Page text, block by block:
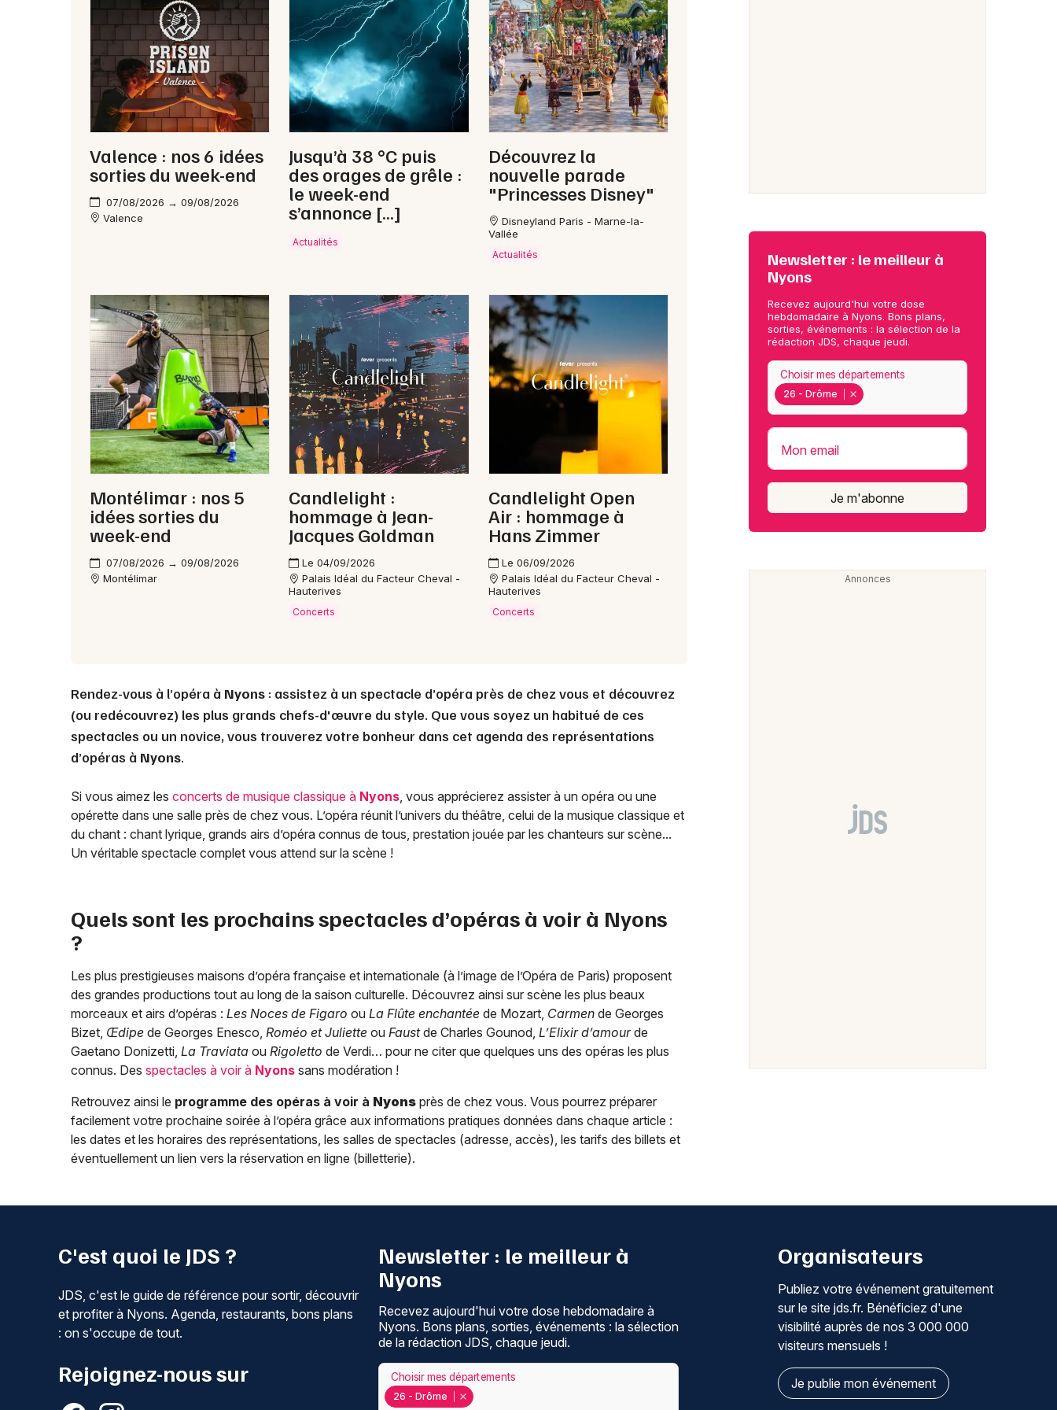
Newsletter des sorties
Artistes en tournée
Actus à Nyons
Magazine à Nyons
26 - Drôme
Choisir mes départements
Mon email
Je m'abonne
Valence : nos 6 idées
sorties du week-end
07/08/2026 → 09/08/2026
Valence
Jusqu’à 38 °C puis
des orages de grêle :
le week-end
s’annonce […]
Actualités
Découvrez la
nouvelle parade
"Princesses Disney"
Disneyland Paris - Marne-la-
Vallée
Actualités
Montélimar : nos 5
idées sorties du
week-end
07/08/2026 → 09/08/2026
Montélimar
Candlelight :
hommage à Jean-
Jacques Goldman
Le 04/09/2026
Palais Idéal du Facteur Cheval -
Hauterives
Concerts
Candlelight Open
Air : hommage à
Hans Zimmer
Le 06/09/2026
Palais Idéal du Facteur Cheval -
Hauterives
Concerts
Rendez-vous à l’opéra à Nyons : assistez à un spectacle d’opéra près de chez vous et découvrez
(ou redécouvrez) les plus grands chefs-d'œuvre du style. Que vous soyez un habitué de ces
spectacles ou un novice, vous trouverez votre bonheur dans cet agenda des représentations
d’opéras à Nyons.
Si vous aimez les concerts de musique classique à Nyons, vous apprécierez assister à un opéra ou une
opérette dans une salle près de chez vous. L’opéra réunit l’univers du théâtre, celui de la musique classique et
du chant : chant lyrique, grands airs d’opéra connus de tous, prestation jouée par les chanteurs sur scène...
Un véritable spectacle complet vous attend sur la scène !
Quels sont les prochains spectacles d’opéras à voir à Nyons
?
Les plus prestigieuses maisons d’opéra française et internationale (à l’image de l’Opéra de Paris) proposent
des grandes productions tout au long de la saison culturelle. Découvrez ainsi sur scène les plus beaux
morceaux et airs d’opéras : Les Noces de Figaro ou La Flûte enchantée de Mozart, Carmen de Georges
Bizet, Œdipe de Georges Enesco, Roméo et Juliette ou Faustde Charles Gounod, L’Elixir d’amourde
Gaetano Donizetti, La Traviata ou Rigoletto de Verdi… pour ne citer que quelques uns des opéras les plus
connus. Des spectacles à voir à Nyons sans modération !
Retrouvez ainsi le programme des opéras à voir à Nyons près de chez vous. Vous pourrez préparer
facilement votre prochaine soirée à l’opéra grâce aux informations pratiques données dans chaque article :
les dates et les horaires des représentations, les salles de spectacles (adresse, accès), les tarifs des billets et
éventuellement un lien vers la réservation en ligne (billetterie).
Newsletter : le meilleur à
Nyons
Recevez aujourd'hui votre dose
hebdomadaire à Nyons. Bons plans,
sorties, événements : la sélection de la
rédaction JDS, chaque jeudi.
26 - Drôme
Choisir mes départements
Mon email
Je m'abonne
C'est quoi le JDS ?
JDS, c'est le guide de référence pour sortir, découvrir
et profiter à Nyons. Agenda, restaurants, bons plans
: on s'occupe de tout.
Rejoignez-nous sur
Newsletter : le meilleur à
Nyons
Recevez aujourd'hui votre dose hebdomadaire à
Nyons. Bons plans, sorties, événements : la sélection
de la rédaction JDS, chaque jeudi.
26 - Drôme
Choisir mes départements
Organisateurs
Publiez votre événement gratuitement
sur le site jds.fr. Bénéficiez d'une
visibilité auprès de nos 3 000 000
visiteurs mensuels !
Je publie mon événement